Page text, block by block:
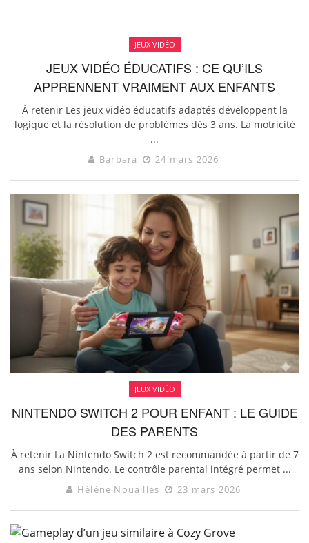
JEUX VIDÉO
JEUX VIDÉO ÉDUCATIFS : CE QU’ILS
APPRENNENT VRAIMENT AUX ENFANTS
À retenir Les jeux vidéo éducatifs adaptés développent la
logique et la résolution de problèmes dès 3 ans. La motricité
...
Barbara 24 mars 2026
JEUX VIDÉO
NINTENDO SWITCH 2 POUR ENFANT : LE GUIDE
DES PARENTS
À retenir La Nintendo Switch 2 est recommandée à partir de 7
ans selon Nintendo. Le contrôle parental intégré permet ...
Hélène Nouailles 23 mars 2026